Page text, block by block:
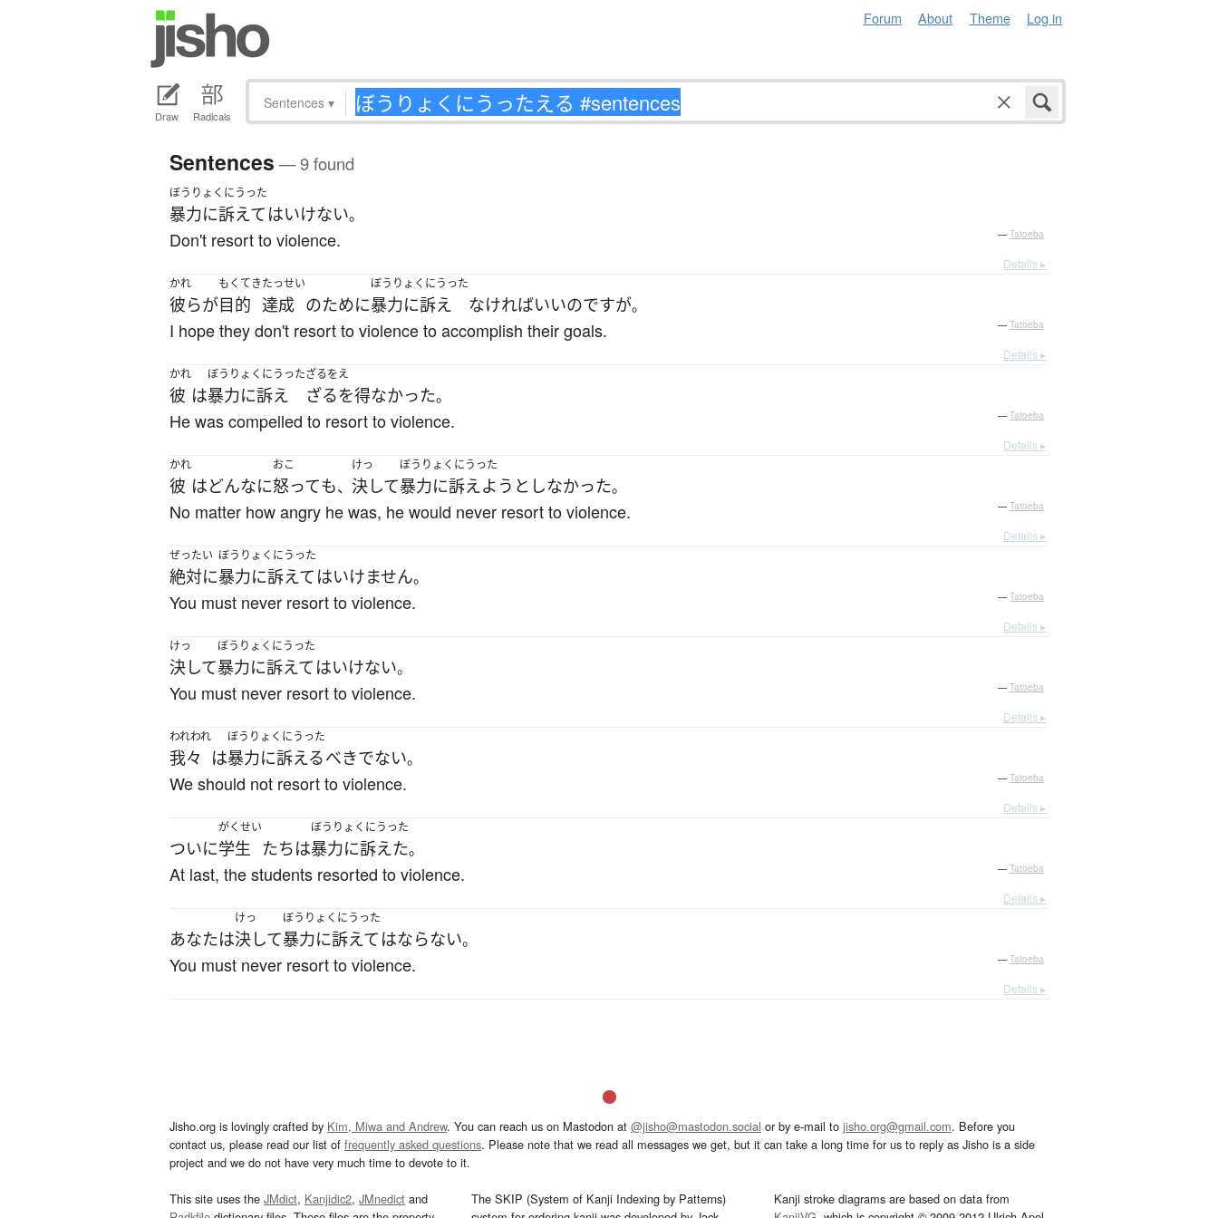
Forum About Theme Log in
Draw Radicals
Sentences ▾
Sentences — 9 found
ぼうりょくにうった
暴力に訴えて はいけない。
Don't resort to violence. — Tatoeba
Details ▸
かれ
彼らが
もくてき
目的
たっせい
達成 のために
ぼうりょくにうった
暴力に訴え なければいいのですが。
I hope they don't resort to violence to accomplish their goals. — Tatoeba
Details ▸
かれ
彼 は
ぼうりょくにうった
暴力に訴え
ざるをえ
ざるを得なかった。
He was compelled to resort to violence. — Tatoeba
Details ▸
かれ
彼 はどんなに
おこ
怒っても、
けっ
決して
ぼうりょくにうった
暴力に訴えよう としなかった。
No matter how angry he was, he would never resort to violence. — Tatoeba
Details ▸
ぜったい
絶対に
ぼうりょくにうった
暴力に訴えて はいけません。
You must never resort to violence. — Tatoeba
Details ▸
けっ
決して
ぼうりょくにうった
暴力に訴えて はいけない。
You must never resort to violence. — Tatoeba
Details ▸
われわれ
我々 は
ぼうりょくにうった
暴力に訴えるべきでない。
We should not resort to violence. — Tatoeba
Details ▸
ついに
がくせい
学生 たちは
ぼうりょくにうった
暴力に訴えた。
At last, the students resorted to violence. — Tatoeba
Details ▸
あなたは
けっ
決して
ぼうりょくにうった
暴力に訴えて はならない。
You must never resort to violence. — Tatoeba
Details ▸
Jisho.org is lovingly crafted by Kim, Miwa and Andrew. You can reach us on Mastodon at @jisho@mastodon.social or by e-mail to jisho.org@gmail.com. Before you
contact us, please read our list of frequently asked questions. Please note that we read all messages we get, but it can take a long time for us to reply as Jisho is a side
project and we do not have very much time to devote to it.
This site uses the JMdict, Kanjidic2, JMnedict and
The SKIP (System of Kanji Indexing by Patterns)
Kanji stroke diagrams are based on data from